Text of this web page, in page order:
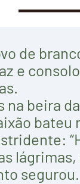
de
e
na beira
bateu
segurou.